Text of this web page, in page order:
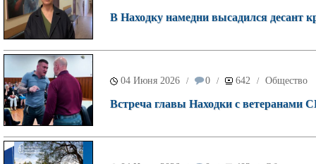
В Находку намедни высадился десант
04 Июня 2026 / 0 / 642 / Общество
Встреча главы Находки с ветеранами